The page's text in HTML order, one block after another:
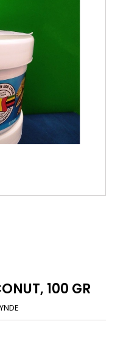
100 GR